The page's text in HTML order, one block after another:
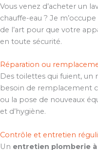
Vous venez d’acheter un
chauffe-eau ? Je
de l’art pour que votre
en toute sécurité.
Réparation ou
Des toilettes qui fuient, un
besoin de remplacement
ou la pose de nouveaux
et d’hygiène.
Contrôle et entretien
Un entretien plomberie